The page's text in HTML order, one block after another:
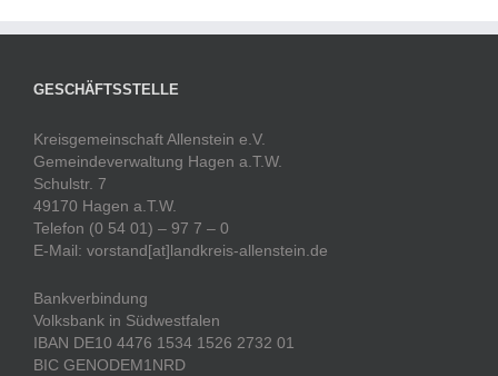
GESCHÄFTSSTELLE
Kreisgemeinschaft Allenstein e.V.
Gemeindeverwaltung Hagen a.T.W.
Schulstr. 7
49170 Hagen a.T.W.
Telefon (0 54 01) – 97 7 – 0
E-Mail: vorstand[at]landkreis-allenstein.de
Bankverbindung
Volksbank in Südwestfalen
IBAN DE10 4476 1534 1526 2732 01
BIC GENODEM1NRD